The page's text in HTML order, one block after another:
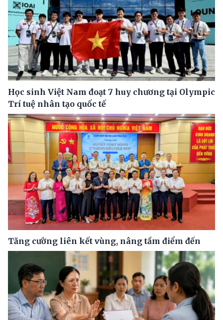
Học sinh Việt Nam đoạt 7 huy chương tại Olympic
Trí tuệ nhân tạo quốc tế
Tăng cường liên kết vùng, nâng tầm điểm đến